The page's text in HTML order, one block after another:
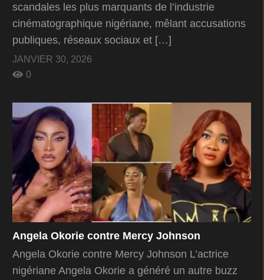
scandales les plus marquants de l’industrie
cinématographique nigériane, mêlant accusations
publiques, réseaux sociaux et […]
JANVIER 30, 2026
0
Angela Okorie contre Mercy Johnson
Angela Okorie contre Mercy Johnson L’actrice
nigériane Angela Okorie a généré un autre buzz